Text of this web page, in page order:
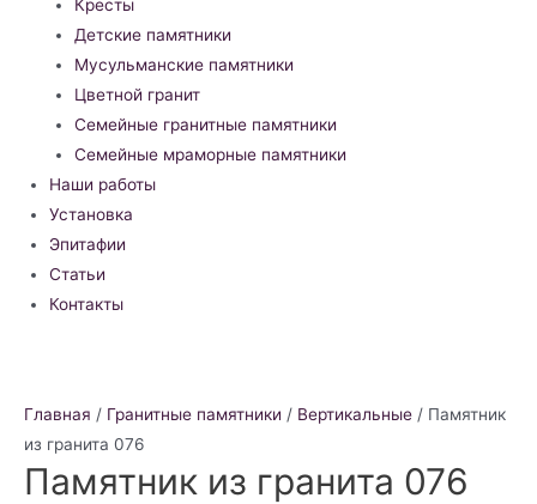
Кресты
Детские памятники
Мусульманские памятники
Цветной гранит
Семейные гранитные памятники
Семейные мраморные памятники
Наши работы
Установка
Эпитафии
Статьи
Контакты
Главная / Гранитные памятники / Вертикальные / Памятник
из гранита 076
Памятник из гранита 076